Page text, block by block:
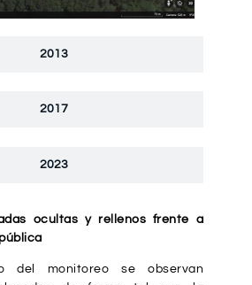
2013
2017
2023
ocultas y rellenos frente a
del monitoreo se observan